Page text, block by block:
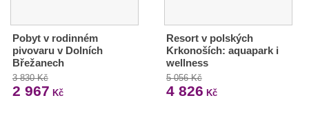
Pobyt v rodinném
pivovaru v Dolních
Břežanech
3 830 Kč
2 967 Kč
Resort v polských
Krkonoších: aquapark i
wellness
5 056 Kč
4 826 Kč